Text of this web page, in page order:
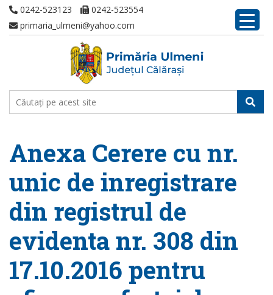
0242-523123
0242-523554
primaria_ulmeni@yahoo.com
Anexa Cerere cu nr.
unic de inregistrare
din registrul de
evidenta nr. 308 din
17.10.2016 pentru